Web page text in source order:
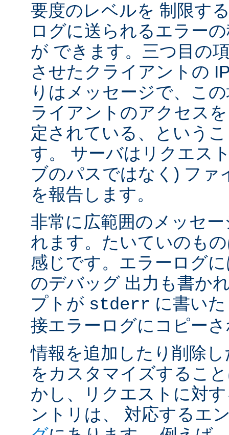
要度のレベルを 制限す
ログに送られるエラー
が できます。三つ目の
させたクライアントの
りはメッセージで、こ
ライアントのアクセス
定されている、という
す。 サーバはリクエス
ブのパスではなく) ファ
を報告します。
非常に広範囲のメッセ
れます。たいていのも
感じです。エラーログ
のデバッグ 出力も書か
プトが stderr に書い
接エラーログにコピー
情報を追加したり削除
をカスタマイズするこ
かし、リクエストに対
ントリは、 対応するエ